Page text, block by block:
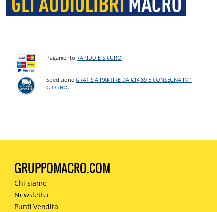
Pagamento RAPIDO E SICURO
SpedizioneGRATIS A PARTIRE DA €14,89 E CONSEGNA IN 1
GIORNO.
GRUPPOMACRO.COM
Chi siamo
Newsletter
Punti Vendita